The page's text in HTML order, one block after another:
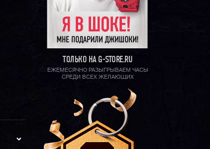
ТОЛЬКО НА G-STORE.RU
ЕЖЕМЕСЯЧНО РАЗЫГРЫВАЕМ ЧАСЫ
СРЕДИ ВСЕХ ЖЕЛАЮЩИХ